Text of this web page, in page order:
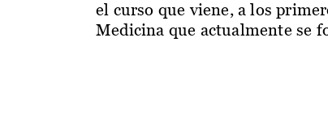
el curso que viene, a los
Medicina que actualmente se